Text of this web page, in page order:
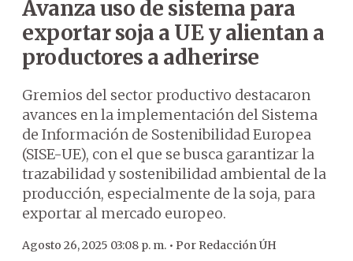
Avanza uso de sistema para
exportar soja a UE y alientan a
productores a adherirse
Gremios del sector productivo destacaron
avances en la implementación del Sistema
de Información de Sostenibilidad Europea
(SISE-UE), con el que se busca garantizar la
trazabilidad y sostenibilidad ambiental de la
producción, especialmente de la soja, para
exportar al mercado europeo.
Agosto 26, 2025 03:08 p. m. • Por Redacción ÚH